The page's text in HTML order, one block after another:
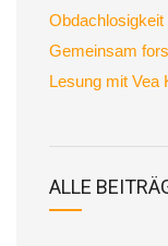
Obdachlosigkeit
Gemeinsam
Lesung mit Vea
ALLE